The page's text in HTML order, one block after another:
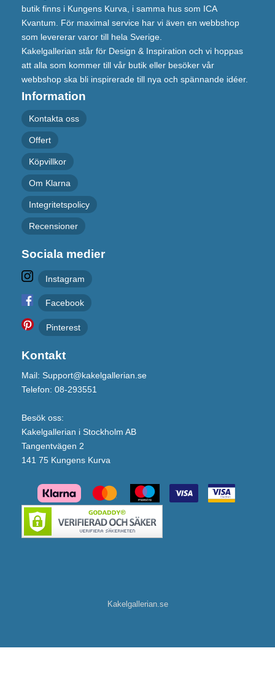
butik finns i Kungens Kurva, i samma hus som ICA
Kvantum. För maximal service har vi även en webbshop
som levererar varor till hela Sverige.
Kakelgallerian står för Design & Inspiration och vi hoppas
att alla som kommer till vår butik eller besöker vår
webbshop ska bli inspirerade till nya och spännande idéer.
Information
Kontakta oss
Offert
Köpvillkor
Om Klarna
Integritetspolicy
Recensioner
Sociala medier
Instagram
Facebook
Pinterest
Kontakt
Mail: Support@kakelgallerian.se
Telefon: 08-293551
Besök oss:
Kakelgallerian i Stockholm AB
Tangentvägen 2
141 75 Kungens Kurva
Kakelgallerian.se